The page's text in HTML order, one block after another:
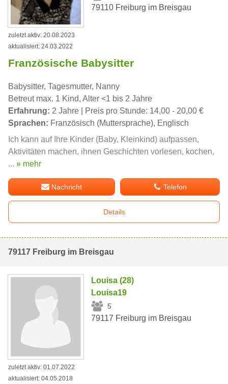
79110 Freiburg im Breisgau
zuletzt aktiv: 20.08.2023
aktualisiert: 24.03.2022
Französische Babysitter
Babysitter, Tagesmutter, Nanny
Betreut max. 1 Kind, Alter <1 bis 2 Jahre
Erfahrung: 2 Jahre | Preis pro Stunde: 14,00 - 20,00 €
Sprachen: Französisch (Muttersprache), Englisch
Ich kann auf Ihre Kinder (Baby, Kleinkind) aufpassen,
Aktivitäten machen, ihnen Geschichten vorlesen, kochen,
... » mehr
Nachricht Telefon
Details
79117 Freiburg im Breisgau
Louisa (28)
Louisa19
5
79117 Freiburg im Breisgau
zuletzt aktiv: 01.07.2022
aktualisiert: 04.05.2018